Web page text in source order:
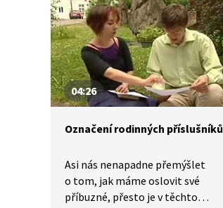
04:26
Označení rodinných příslušníků
Asi nás nenapadne přemýšlet
o tom, jak máme oslovit své
příbuzné, přesto je v těchto